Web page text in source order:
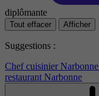
diplômante
Tout effacer Afficher
Suggestions :
Chef cuisinier Narbonne
restaurant Narbonne